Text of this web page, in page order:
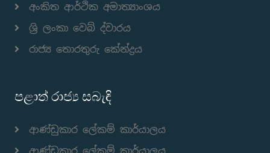
අංකිත ආර්ථික අමාත්‍යාංශය
ශ්‍රි ලංකා වෙබ් ද්වාරය
රාජ්‍ය තොරතුරු කේන්ද්‍රය
පළාත් රාජ්‍ය සබැඳි
ආණ්ඩුකාර ලේකම් කාර්යාලය